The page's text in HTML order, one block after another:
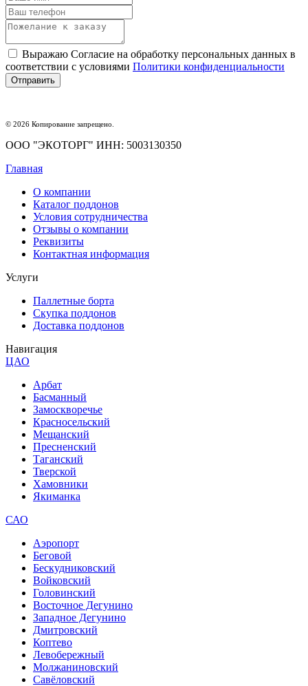
Выражаю Согласие на обработку персональных данных в
соответствии с условиями Политики конфиденциальности
© 2026 Копирование запрещено.
ООО "ЭКОТОРГ" ИНН: 5003130350
Главная
О компании
Каталог поддонов
Условия сотрудничества
Отзывы о компании
Реквизиты
Контактная информация
Услуги
Паллетные борта
Скупка поддонов
Доставка поддонов
Навигация
ЦАО
Арбат
Басманный
Замоскворечье
Красносельский
Мещанский
Пресненский
Таганский
Тверской
Хамовники
Якиманка
САО
Аэропорт
Беговой
Бескудниковский
Войковский
Головинский
Восточное Дегунино
Западное Дегунино
Дмитровский
Коптево
Левобережный
Молжаниновский
Савёловский